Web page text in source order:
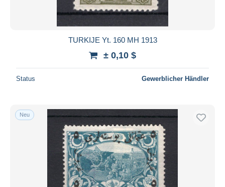
TURKIJE Yt. 160 MH 1913
± 0,10 $
Status Gewerblicher Händler
Neu